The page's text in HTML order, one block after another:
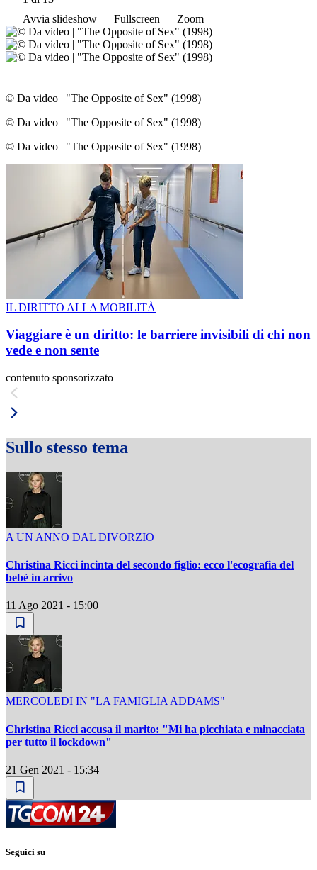
Avvia slideshow
Fullscreen Zoom
© Da video | "The Opposite of Sex" (1998)
© Da video | "The Opposite of Sex" (1998)
© Da video | "The Opposite of Sex" (1998)
IL DIRITTO ALLA MOBILITÀ
Viaggiare è un diritto: le barriere invisibili di chi non
vede e non sente
contenuto sponsorizzato
Sullo stesso tema
A UN ANNO DAL DIVORZIO
Christina Ricci incinta del secondo figlio: ecco l'ecografia del
bebè in arrivo
11 Ago 2021 - 15:00
MERCOLEDI IN "LA FAMIGLIA ADDAMS"
Christina Ricci accusa il marito: "Mi ha picchiata e minacciata
per tutto il lockdown"
21 Gen 2021 - 15:34
Seguici su